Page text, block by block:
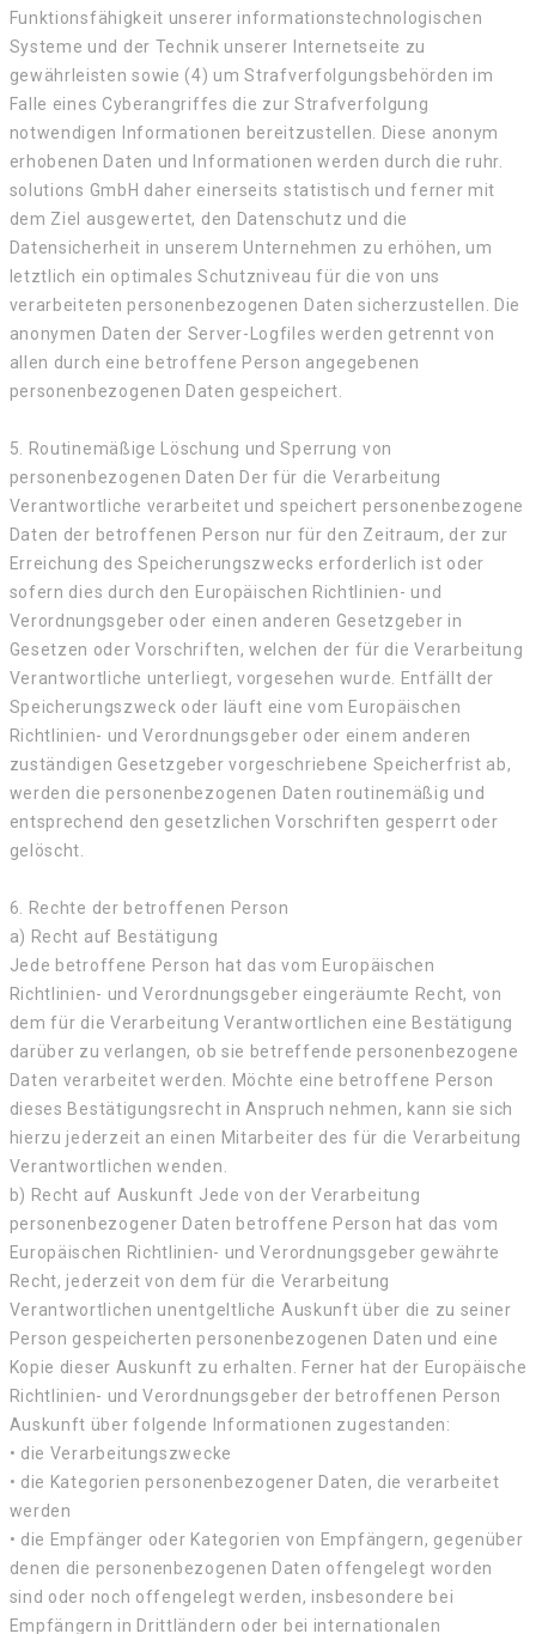
Funktionsfähigkeit unserer informationstechnologischen
Systeme und der Technik unserer Internetseite zu
gewährleisten sowie (4) um Strafverfolgungsbehörden im
Falle eines Cyberangriffes die zur Strafverfolgung
notwendigen Informationen bereitzustellen. Diese anonym
erhobenen Daten und Informationen werden durch die ruhr.
solutions GmbH daher einerseits statistisch und ferner mit
dem Ziel ausgewertet, den Datenschutz und die
Datensicherheit in unserem Unternehmen zu erhöhen, um
letztlich ein optimales Schutzniveau für die von uns
verarbeiteten personenbezogenen Daten sicherzustellen. Die
anonymen Daten der Server-Logfiles werden getrennt von
allen durch eine betroffene Person angegebenen
personenbezogenen Daten gespeichert.
5. Routinemäßige Löschung und Sperrung von
personenbezogenen Daten Der für die Verarbeitung
Verantwortliche verarbeitet und speichert personenbezogene
Daten der betroffenen Person nur für den Zeitraum, der zur
Erreichung des Speicherungszwecks erforderlich ist oder
sofern dies durch den Europäischen Richtlinien- und
Verordnungsgeber oder einen anderen Gesetzgeber in
Gesetzen oder Vorschriften, welchen der für die Verarbeitung
Verantwortliche unterliegt, vorgesehen wurde. Entfällt der
Speicherungszweck oder läuft eine vom Europäischen
Richtlinien- und Verordnungsgeber oder einem anderen
zuständigen Gesetzgeber vorgeschriebene Speicherfrist ab,
werden die personenbezogenen Daten routinemäßig und
entsprechend den gesetzlichen Vorschriften gesperrt oder
gelöscht.
6. Rechte der betroffenen Person
a) Recht auf Bestätigung
Jede betroffene Person hat das vom Europäischen
Richtlinien- und Verordnungsgeber eingeräumte Recht, von
dem für die Verarbeitung Verantwortlichen eine Bestätigung
darüber zu verlangen, ob sie betreffende personenbezogene
Daten verarbeitet werden. Möchte eine betroffene Person
dieses Bestätigungsrecht in Anspruch nehmen, kann sie sich
hierzu jederzeit an einen Mitarbeiter des für die Verarbeitung
Verantwortlichen wenden.
b) Recht auf Auskunft Jede von der Verarbeitung
personenbezogener Daten betroffene Person hat das vom
Europäischen Richtlinien- und Verordnungsgeber gewährte
Recht, jederzeit von dem für die Verarbeitung
Verantwortlichen unentgeltliche Auskunft über die zu seiner
Person gespeicherten personenbezogenen Daten und eine
Kopie dieser Auskunft zu erhalten. Ferner hat der Europäische
Richtlinien- und Verordnungsgeber der betroffenen Person
Auskunft über folgende Informationen zugestanden:
• die Verarbeitungszwecke
• die Kategorien personenbezogener Daten, die verarbeitet
werden
• die Empfänger oder Kategorien von Empfängern, gegenüber
denen die personenbezogenen Daten offengelegt worden
sind oder noch offengelegt werden, insbesondere bei
Empfängern in Drittländern oder bei internationalen